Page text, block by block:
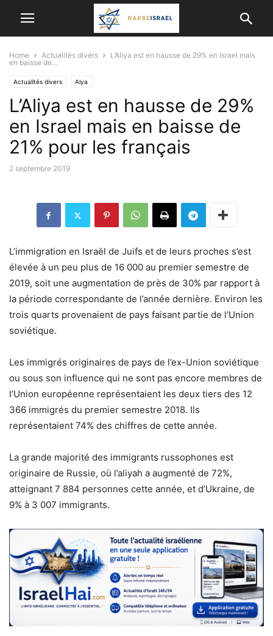
Home Actualités divers
L’Aliya est en hausse de 29% en Israel mais
en baisse de...
Actualités divers Alya
L’Aliya est en hausse de 29%
en Israel mais en baisse de
21% pour les français
2 septembre 2019
L’immigration en Israël de Juifs et de leurs proches s’est
élevée à un peu plus de 16 000 au premier semestre de
2019, soit une augmentation de près de 30% par rapport à
la période correspondante de l’année dernière. Environ les
trois quarts provenaient de pays faisant partie de l’Union
soviétique.
Les immigrés originaires de pays de l’ex-Union soviétique
ou sous son influence qui ne sont pas encore membres de
l’Union européenne représentaient les deux tiers des 12
366 immigrés du premier semestre 2018. Ils
représentaient 74% des chiffres de cette année.
La grande majorité des immigrants russophones est
originaire de Russie, où l’aliyah a augmenté de 72%,
atteignant 7 884 personnes cette année, et d’Ukraine, de
9% à 3 007 immigrants.